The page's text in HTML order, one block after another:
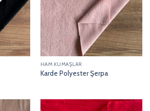
HAM KUMAŞLAR
Karde Polyester Şerpa